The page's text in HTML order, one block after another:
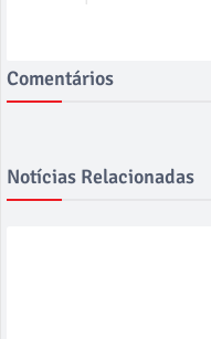
Comentários
Notícias Relacionadas